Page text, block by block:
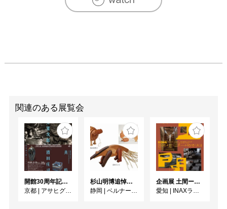
関連のある展覧会
開館30周年記念 山本爲三郎・河井寬次郎没後60年記念 「共鳴 河井寬次郎 × 濱田庄司 ー山本爲三郎コレクションより」
京都 | アサヒグループ大山崎山荘美術館
杉山明博追悼展 木とわたし―木工の妙技と美術教育
静岡 | ベルナール・ビュフェ美術館
企画展 土間ーつくって、つかって、再発見ー
愛知 | INAXライブミュージアム